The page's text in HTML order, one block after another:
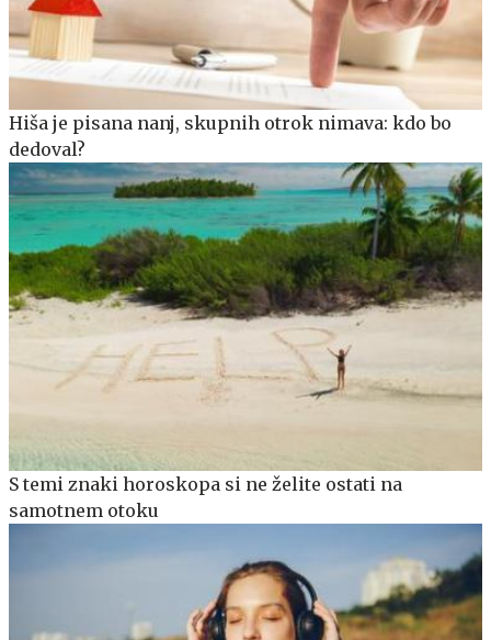
Hiša je pisana nanj, skupnih otrok nimava: kdo bo
dedoval?
S temi znaki horoskopa si ne želite ostati na
samotnem otoku